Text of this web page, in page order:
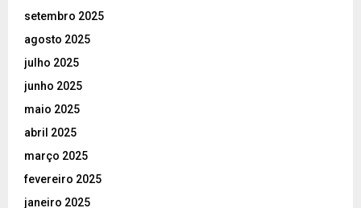
setembro 2025
agosto 2025
julho 2025
junho 2025
maio 2025
abril 2025
março 2025
fevereiro 2025
janeiro 2025